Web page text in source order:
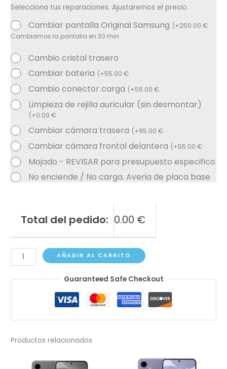
Selecciona tus reparaciones. Ajustaremos el precio
Cambiar pantalla Original Samsung (+250.00€
Cambiamos la pantalla en 30 min
Cambio cristal trasero
Cambiar bateria (+55.00€
Cambio conector carga (+55.00€
Limpieza de rejilla auricular (sin desmontar)
(+0.00€
Cambiar cámara trasera (+95.00€
Cambiar cámara frontal delantera (+55.00€
Mojado - REVISAR para presupuesto especifico
No enciende / No carga. Averia de placa base
Total del pedido: 0.00 €
Samsung
Galaxy
S23
AÑADIR AL CARRITO
Guaranteed Safe Checkout
Productos relacionados